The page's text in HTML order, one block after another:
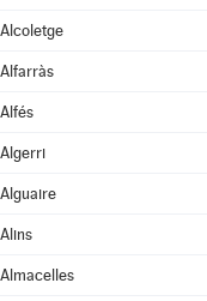
Alcoletge
Alfarràs
Alfés
Algerri
Alguaire
Alins
Almacelles